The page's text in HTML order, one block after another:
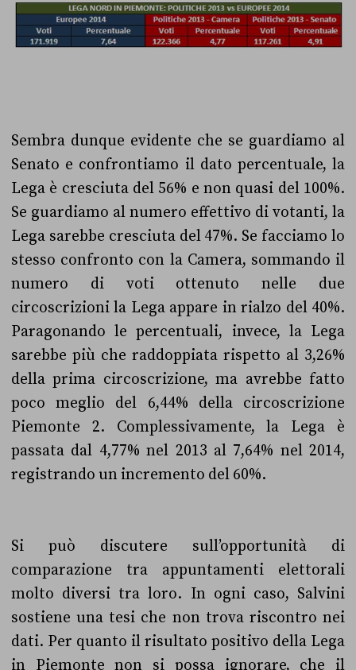
Sembra dunque evidente che se guardiamo al
Senato e confrontiamo il dato percentuale, la
Lega è cresciuta del 56% e non quasi del 100%.
Se guardiamo al numero effettivo di votanti, la
Lega sarebbe cresciuta del 47%. Se facciamo lo
stesso confronto con la Camera, sommando il
numero di voti ottenuto nelle due
circoscrizioni la Lega appare in rialzo del 40%.
Paragonando le percentuali, invece, la Lega
sarebbe più che raddoppiata rispetto al 3,26%
della prima circoscrizione, ma avrebbe fatto
poco meglio del 6,44% della circoscrizione
Piemonte 2. Complessivamente, la Lega è
passata dal 4,77% nel 2013 al 7,64% nel 2014,
registrando un incremento del 60%.
Si può discutere sull’opportunità di
comparazione tra appuntamenti elettorali
molto diversi tra loro. In ogni caso, Salvini
sostiene una tesi che non trova riscontro nei
dati. Per quanto il risultato positivo della Lega
in Piemonte non si possa ignorare, che il